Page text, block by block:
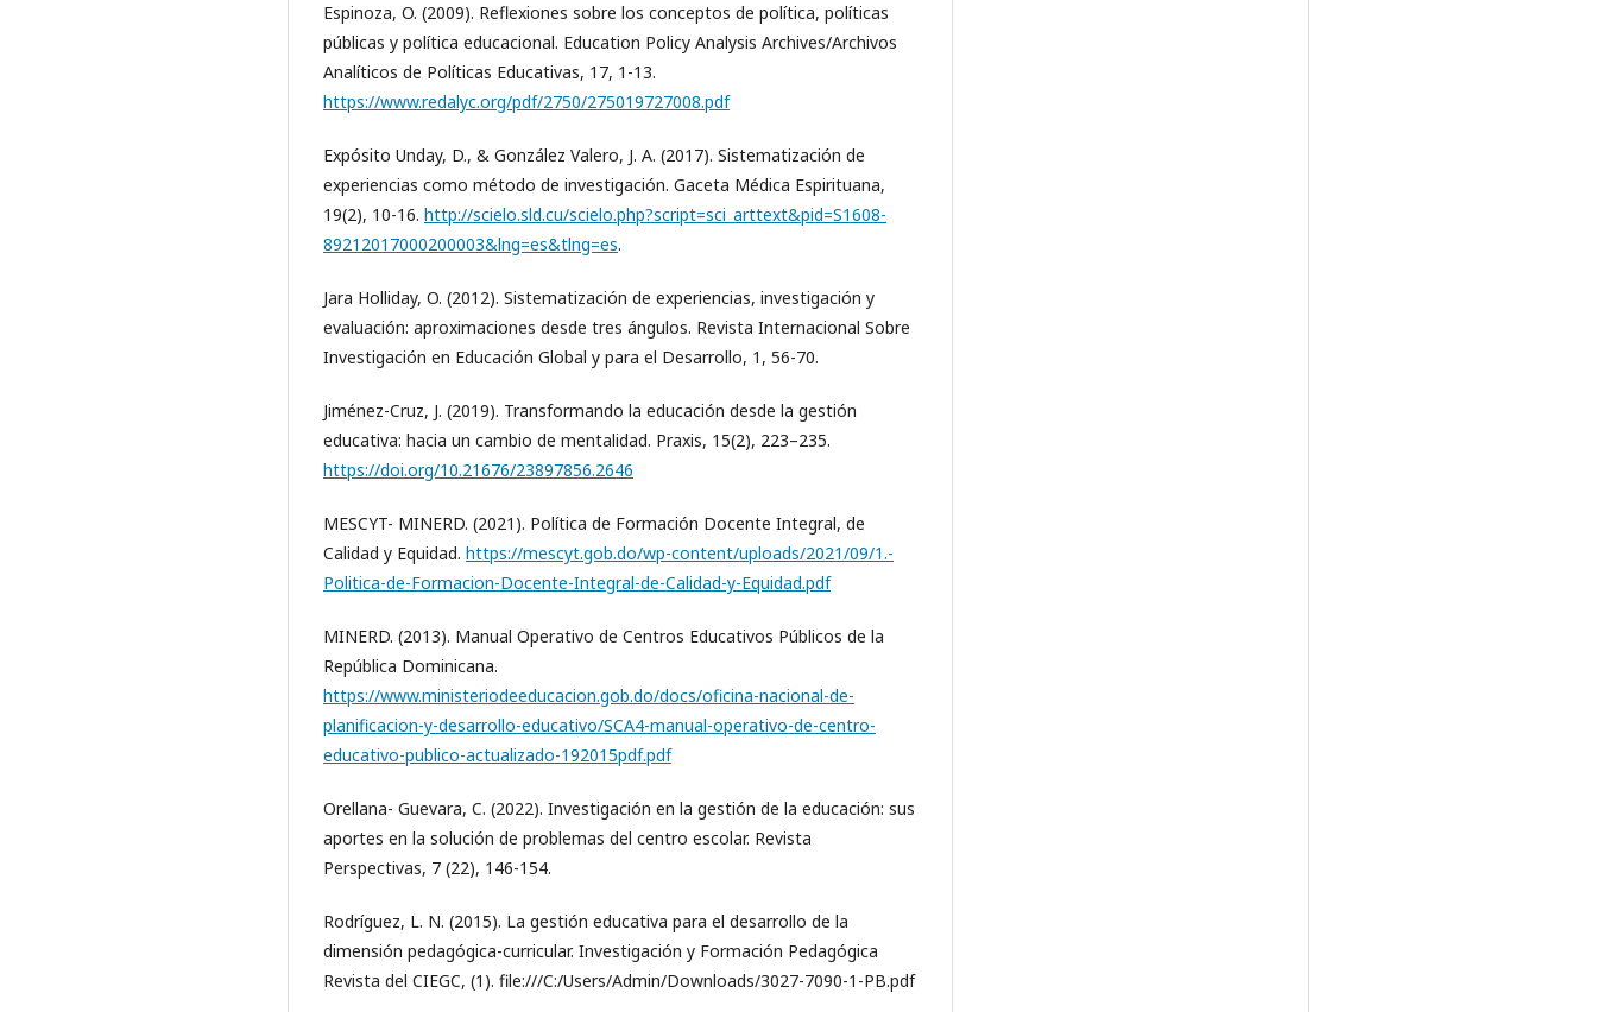
Espinoza, O. (2009). Reflexiones sobre los conceptos de política, políticas
públicas y política educacional. Education Policy Analysis Archives/Archivos
Analíticos de Políticas Educativas, 17, 1-13.
https://www.redalyc.org/pdf/2750/275019727008.pdf
Expósito Unday, D., & González Valero, J. A. (2017). Sistematización de
experiencias como método de investigación. Gaceta Médica Espirituana,
19(2), 10-16. http://scielo.sld.cu/scielo.php?script=sci_arttext&pid=S1608-
89212017000200003&lng=es&tlng=es.
Jara Holliday, O. (2012). Sistematización de experiencias, investigación y
evaluación: aproximaciones desde tres ángulos. Revista Internacional Sobre
Investigación en Educación Global y para el Desarrollo, 1, 56-70.
Jiménez-Cruz, J. (2019). Transformando la educación desde la gestión
educativa: hacia un cambio de mentalidad. Praxis, 15(2), 223–235.
https://doi.org/10.21676/23897856.2646
MESCYT- MINERD. (2021). Política de Formación Docente Integral, de
Calidad y Equidad. https://mescyt.gob.do/wp-content/uploads/2021/09/1.-
Politica-de-Formacion-Docente-Integral-de-Calidad-y-Equidad.pdf
MINERD. (2013). Manual Operativo de Centros Educativos Públicos de la
República Dominicana.
https://www.ministeriodeeducacion.gob.do/docs/oficina-nacional-de-
planificacion-y-desarrollo-educativo/SCA4-manual-operativo-de-centro-
educativo-publico-actualizado-192015pdf.pdf
Orellana- Guevara, C. (2022). Investigación en la gestión de la educación: sus
aportes en la solución de problemas del centro escolar. Revista
Perspectivas, 7 (22), 146-154.
Rodríguez, L. N. (2015). La gestión educativa para el desarrollo de la
dimensión pedagógica-curricular. Investigación y Formación Pedagógica
Revista del CIEGC, (1). file:///C:/Users/Admin/Downloads/3027-7090-1-PB.pdf